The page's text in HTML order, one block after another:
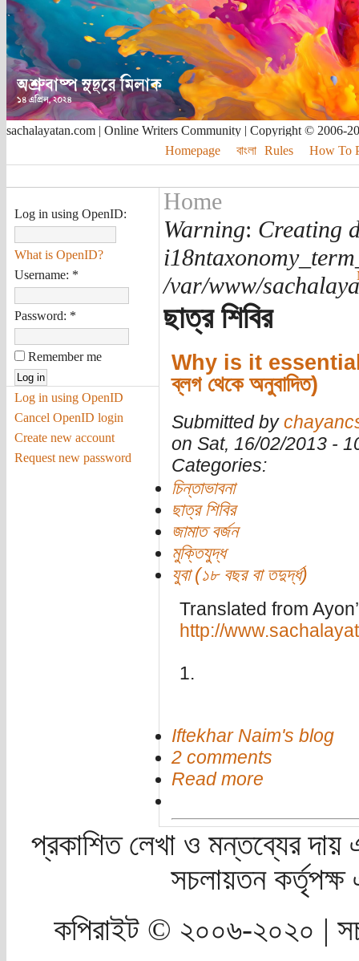
sachalayatan.com | Online Writers Community | Copyright © 2006-
Homepage
বাংলা Rules How To
Log in using OpenID:
What is OpenID?
Username: *
Password: *
Remember me
Log in using OpenID
Cancel OpenID login
Create new account
Request new password
Home
Warning: Creating
/var/www/
ছাত্র শিবির
Why is it
ব্লগ থেকে অনুবাদিত)
Submitted by
on Sat, 16/02/2013 -
Categories:
চিন্তাভাবনা
ছাত্র শিবির
জামাত বর্জন
মুক্তিযুদ্ধ
যুবা (১৮ বছর বা তদুর্দ্ধ)
Translated from
http://
1.
Iftekhar Naim's blog
2 comments
Read more
প্রকাশিত লেখা ও মন্তব্যের দায়
সচলায়তন
কপিরাইট © ২০০৬-২০২০ |